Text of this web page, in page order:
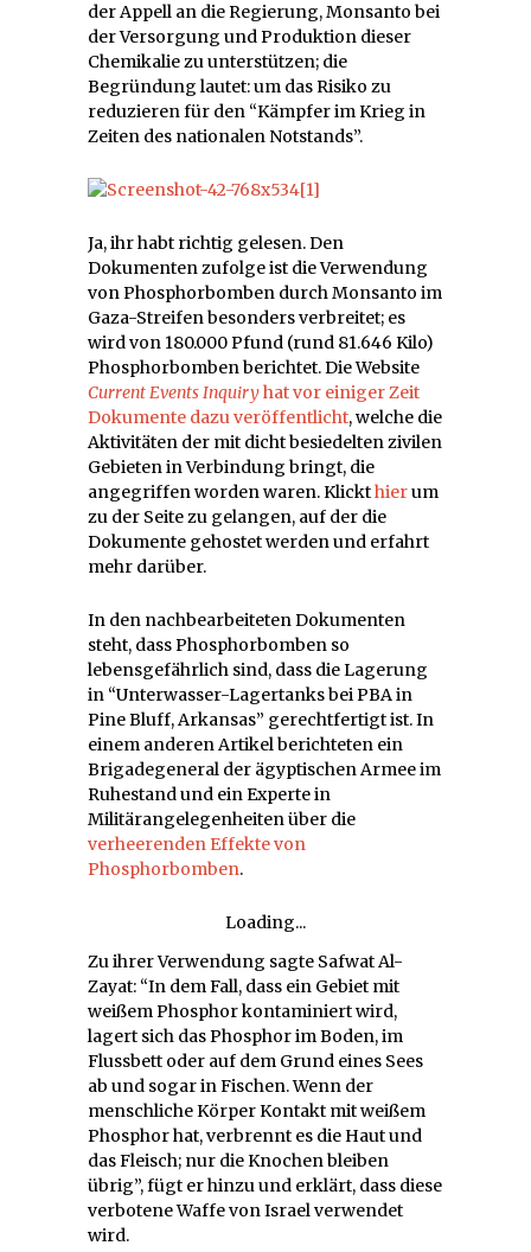
der Appell an die Regierung, Monsanto bei
der Versorgung und Produktion dieser
Chemikalie zu unterstützen; die
Begründung lautet: um das Risiko zu
reduzieren für den “Kämpfer im Krieg in
Zeiten des nationalen Notstands”.
Ja, ihr habt richtig gelesen. Den
Dokumenten zufolge ist die Verwendung
von Phosphorbomben durch Monsanto im
Gaza-Streifen besonders verbreitet; es
wird von 180.000 Pfund (rund 81.646 Kilo)
Phosphorbomben berichtet. Die Website
Current Events Inquiryhat vor einiger Zeit
Dokumente dazu veröffentlicht, welche die
Aktivitäten der mit dicht besiedelten zivilen
Gebieten in Verbindung bringt, die
angegriffen worden waren. Klickthierum
zu der Seite zu gelangen, auf der die
Dokumente gehostet werden und erfahrt
mehr darüber.
In den nachbearbeiteten Dokumenten
steht, dass Phosphorbomben so
lebensgefährlich sind, dass die Lagerung
in “Unterwasser-Lagertanks bei PBA in
Pine Bluff, Arkansas” gerechtfertigt ist. In
einem anderen Artikel berichteten ein
Brigadegeneral der ägyptischen Armee im
Ruhestand und ein Experte in
Militärangelegenheiten über die
verheerenden Effekte von
Phosphorbomben.
Loading...
Zu ihrer Verwendung sagte Safwat Al-
Zayat: “In dem Fall, dass ein Gebiet mit
weißem Phosphor kontaminiert wird,
lagert sich das Phosphor im Boden, im
Flussbett oder auf dem Grund eines Sees
ab und sogar in Fischen. Wenn der
menschliche Körper Kontakt mit weißem
Phosphor hat, verbrennt es die Haut und
das Fleisch; nur die Knochen bleiben
übrig”, fügt er hinzu und erklärt, dass diese
verbotene Waffe von Israel verwendet
wird.